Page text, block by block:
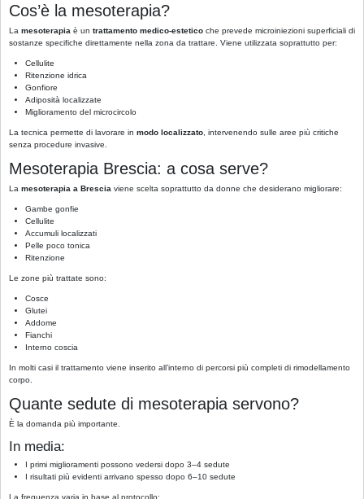
Cos’è la mesoterapia?
La mesoterapia è un trattamento medico-estetico che prevede microiniezioni superficiali di
sostanze specifiche direttamente nella zona da trattare. Viene utilizzata soprattutto per:
Cellulite
Ritenzione idrica
Gonfiore
Adiposità localizzate
Miglioramento del microcircolo
La tecnica permette di lavorare in modo localizzato , intervenendo sulle aree più critiche
senza procedure invasive.
Mesoterapia Brescia: a cosa serve?
La mesoterapia a Brescia viene scelta soprattutto da donne che desiderano migliorare:
Gambe gonfie
Cellulite
Accumuli localizzati
Pelle poco tonica
Ritenzione
Le zone più trattate sono:
Cosce
Glutei
Addome
Fianchi
Interno coscia
In molti casi il trattamento viene inserito all’interno di percorsi più completi di rimodellamento
corpo.
Quante sedute di mesoterapia servono?
È la domanda più importante.
In media:
I primi miglioramenti possono vedersi dopo 3–4 sedute
I risultati più evidenti arrivano spesso dopo 6–10 sedute
La frequenza varia in base al protocollo: